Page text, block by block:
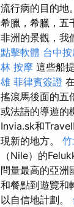
流行病的目的地
希臘，希臘，五
非洲的景觀，我
點擊軟體 台中
林 按摩 這些船
雄 菲律賓簽證
搖滾馬後面的五
或法語的導遊的
Invia.sk和
現新的地方。
（Nile）的
問量最高的亞洲
和餐點到遊覽和
以自信地計劃。